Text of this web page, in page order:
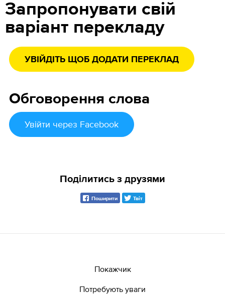
Запропонувати свій
варіант перекладу
УВІЙДІТЬ ЩОБ ДОДАТИ ПЕРЕКЛАД
Обговорення слова
Увійти через Facebook
Поділитись з друзями
Поширити Твіт
Покажчик
Потребують уваги